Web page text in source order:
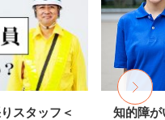
スタッフ＜
知的障が